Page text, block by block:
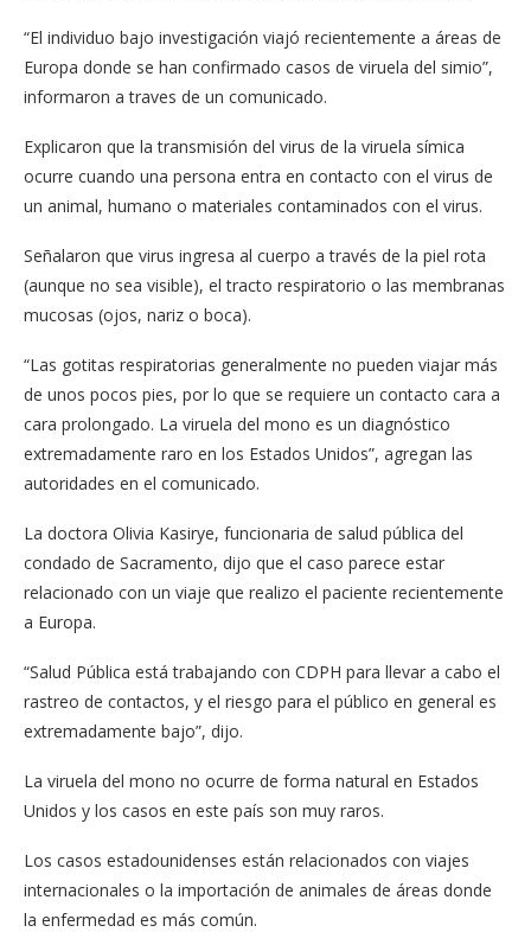
“El individuo bajo investigación viajó recientemente a áreas de
Europa donde se han confirmado casos de viruela del simio”,
informaron a traves de un comunicado.
Explicaron que la transmisión del virus de la viruela símica
ocurre cuando una persona entra en contacto con el virus de
un animal, humano o materiales contaminados con el virus.
Señalaron que virus ingresa al cuerpo a través de la piel rota
(aunque no sea visible), el tracto respiratorio o las membranas
mucosas (ojos, nariz o boca).
“Las gotitas respiratorias generalmente no pueden viajar más
de unos pocos pies, por lo que se requiere un contacto cara a
cara prolongado. La viruela del mono es un diagnóstico
extremadamente raro en los Estados Unidos”, agregan las
autoridades en el comunicado.
La doctora Olivia Kasirye, funcionaria de salud pública del
condado de Sacramento, dijo que el caso parece estar
relacionado con un viaje que realizo el paciente recientemente
a Europa.
“Salud Pública está trabajando con CDPH para llevar a cabo el
rastreo de contactos, y el riesgo para el público en general es
extremadamente bajo”, dijo.
La viruela del mono no ocurre de forma natural en Estados
Unidos y los casos en este país son muy raros.
Los casos estadounidenses están relacionados con viajes
internacionales o la importación de animales de áreas donde
la enfermedad es más común.